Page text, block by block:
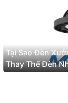
Tại Sao Đèn
Thay Thế Đèn